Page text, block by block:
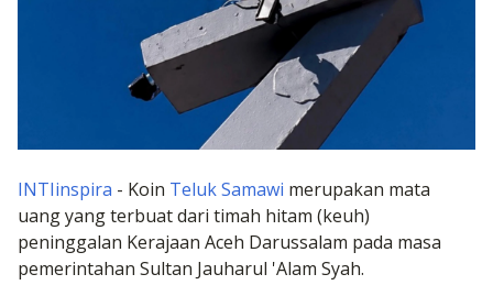
INTIinspira - Koin Teluk Samawi merupakan mata
uang yang terbuat dari timah hitam (keuh)
peninggalan Kerajaan Aceh Darussalam pada masa
pemerintahan Sultan Jauharul 'Alam Syah.